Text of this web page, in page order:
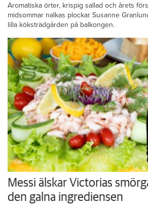
Aromatiska örter, krispig sallad och årets
midsommar nalkas plockar Susanne
lilla köksträdgården på balkongen.
Messi älskar Victorias
den galna ingrediensen